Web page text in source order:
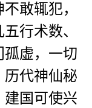
敢辄犯，
行术数、
孤虚，一切
历代神仙秘
建国可使兴